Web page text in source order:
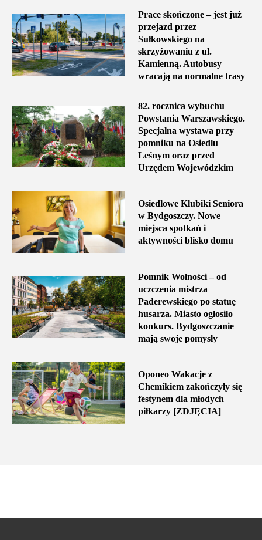
Prace skończone – jest już
przejazd przez
Sułkowskiego na
skrzyżowaniu z ul.
Kamienną. Autobusy
wracają na normalne trasy
82. rocznica wybuchu
Powstania Warszawskiego.
Specjalna wystawa przy
pomniku na Osiedlu
Leśnym oraz przed
Urzędem Wojewódzkim
Osiedlowe Klubiki Seniora
w Bydgoszczy. Nowe
miejsca spotkań i
aktywności blisko domu
Pomnik Wolności – od
uczczenia mistrza
Paderewskiego po statuę
husarza. Miasto ogłosiło
konkurs. Bydgoszczanie
mają swoje pomysły
Oponeo Wakacje z
Chemikiem zakończyły się
festynem dla młodych
piłkarzy [ZDJĘCIA]